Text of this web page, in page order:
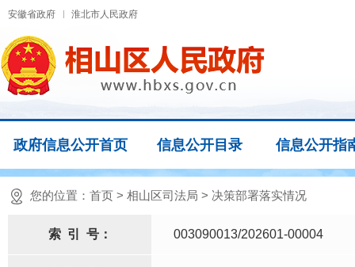
安徽省政府 淮北市人民政府
政府信息公开首页 信息公开目录 信息公开指
您的位置： 首页 > 相山区司法局 > 决策部署落实情况
索 引 号： 003090013/202601-00004